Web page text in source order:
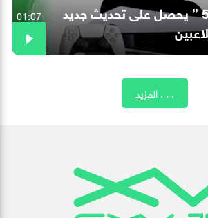
“بلاي ستيشن 5 ” يحصل على تحديث جديد
01:07
المزيد . . .